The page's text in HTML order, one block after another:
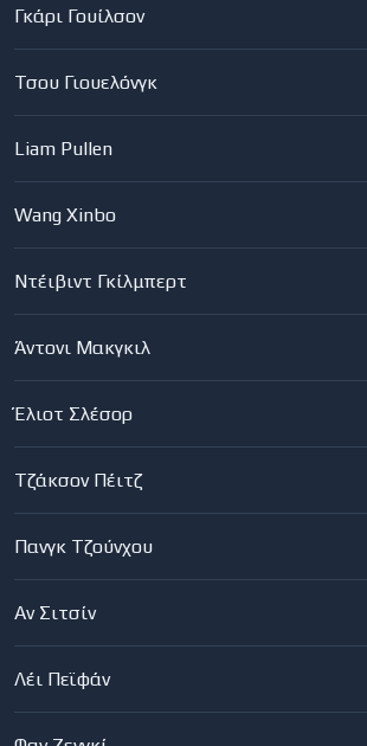
Γκάρι Γουίλσον
Τσου Γιουελόνγκ
Liam Pullen
Wang Xinbo
Ντέιβιντ Γκίλμπερτ
Άντονι Μακγκιλ
Έλιοτ Σλέσορ
Τζάκσον Πέιτζ
Πανγκ Τζούνχου
Αν Σιτσίν
Λέι Πεϊφάν